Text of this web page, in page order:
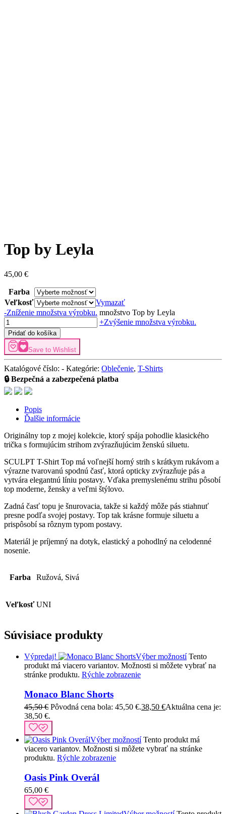
Top by Leyla
45,00 €
Farba
Veľkosť
Vymazať
-Zníženie množstva výrobku. množstvo Top by Leyla
+Zvýšenie množstva výrobku.
Pridať do košíka
Save to Wishlist
Katalógové číslo: - Kategórie: Oblečenie, T-Shirts
🔒 Bezpečná a zabezpečená platba
Popis
Ďalšie informácie
Originálny top z mojej kolekcie, ktorý spája pohodlie klasického
trička s formujúcim strihom zvýrazňujúcim ženskú siluetu.
SCULPT T-Shirt Top má voľnejší horný strih s krátkym rukávom a
výrazne tvarovanú spodnú časť, ktorá opticky zvýrazňuje pás a
vytvára elegantnú líniu postavy. Vďaka premyslenému strihu pôsobí
top moderne, žensky a veľmi štýlovo.
Zadná časť topu je šnurovacia, takže si každý môže pás stiahnuť
presne podľa svojej postavy. Top tak krásne formuje siluetu a
prispôsobí sa rôznym typom postavy.
Materiál je príjemný na dotyk, elastický a pohodlný na celodenné
nosenie.
Farba Ružová, Sivá
Veľkosť UNI
Súvisiace produkty
Výpredaj! Výber možností Tento
produkt má viacero variantov. Možnosti si môžete vybrať na
stránke produktu. Rýchle zobrazenie
Monaco Blanc Shorts
45,50€ Pôvodná cena bola: 45,50 €.38,50 €Aktuálna cena je:
38,50 €.
Výber možností Tento produkt má
viacero variantov. Možnosti si môžete vybrať na stránke
produktu. Rýchle zobrazenie
Oasis Pink Overál
65,00 €